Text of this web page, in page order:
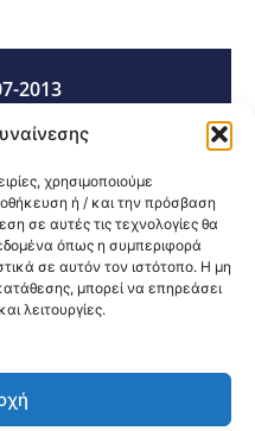
χρησιμοποιούμε
ή / και την πρόσβαση
σε αυτές τις τεχνολογίες θα
όπως η συμπεριφορά
σε αυτόν τον ιστότοπο. Η μη
μπορεί να επηρεάσει
λειτουργίες.
2013
2027
reserved